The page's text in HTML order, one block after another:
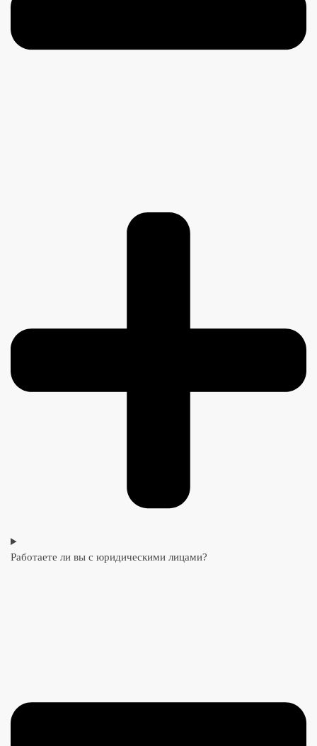
Работаете ли вы с юридическими лицами?